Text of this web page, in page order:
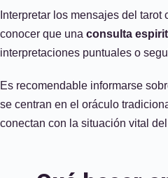
Interpretar los mensajes del
conocer que una consulta
interpretaciones puntuales o
Es recomendable informarse
se centran en el oráculo
conectan con la situación vital